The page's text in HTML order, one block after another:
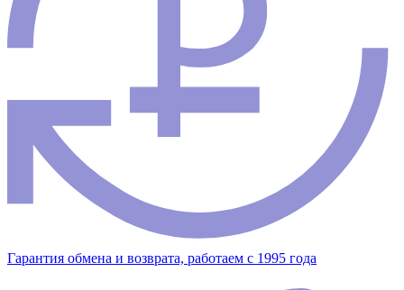
Гарантия обмена и возврата, работаем с 1995 года